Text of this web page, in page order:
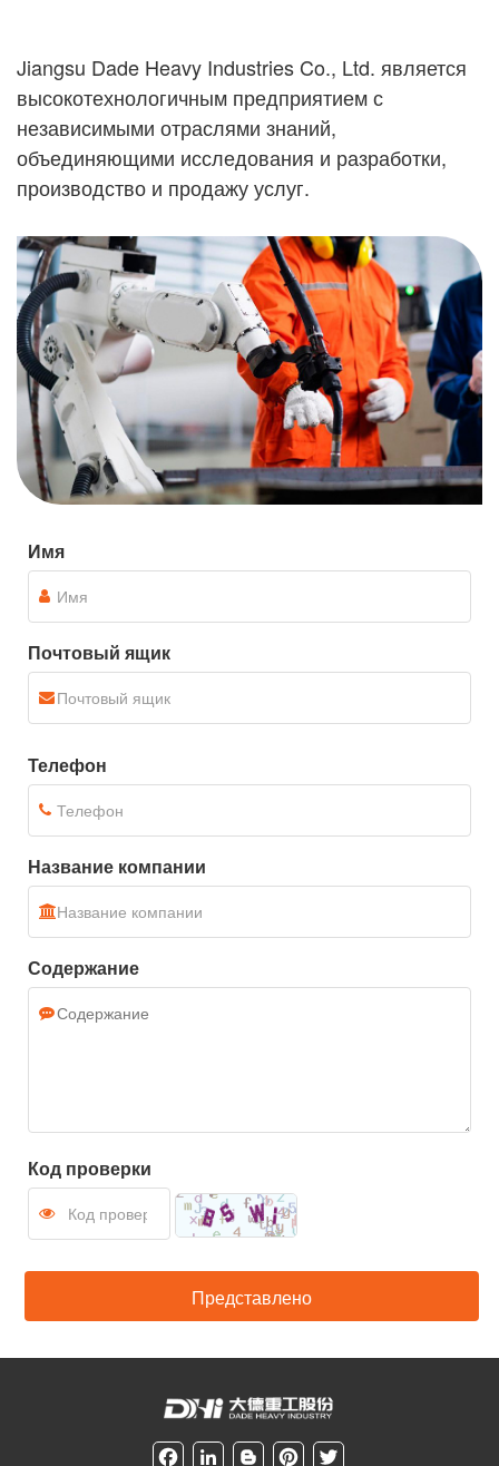
Jiangsu Dade Heavy Industries Co., Ltd. является
высокотехнологичным предприятием с
независимыми отраслями знаний,
объединяющими исследования и разработки,
производство и продажу услуг.
Имя
Почтовый ящик
Телефон
Название компании
Содержание
Код проверки